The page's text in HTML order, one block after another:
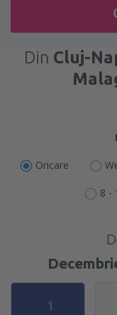
Din Cluj-
Oricare
8 -
1